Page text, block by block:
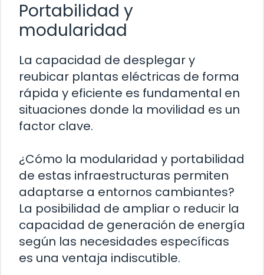
Portabilidad y
modularidad
La capacidad de desplegar y
reubicar plantas eléctricas de forma
rápida y eficiente es fundamental en
situaciones donde la movilidad es un
factor clave.
¿Cómo la modularidad y portabilidad
de estas infraestructuras permiten
adaptarse a entornos cambiantes?
La posibilidad de ampliar o reducir la
capacidad de generación de energía
según las necesidades específicas
es una ventaja indiscutible.